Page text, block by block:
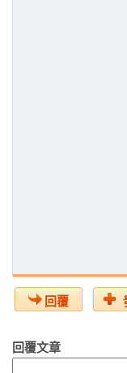
回覆
回覆文章